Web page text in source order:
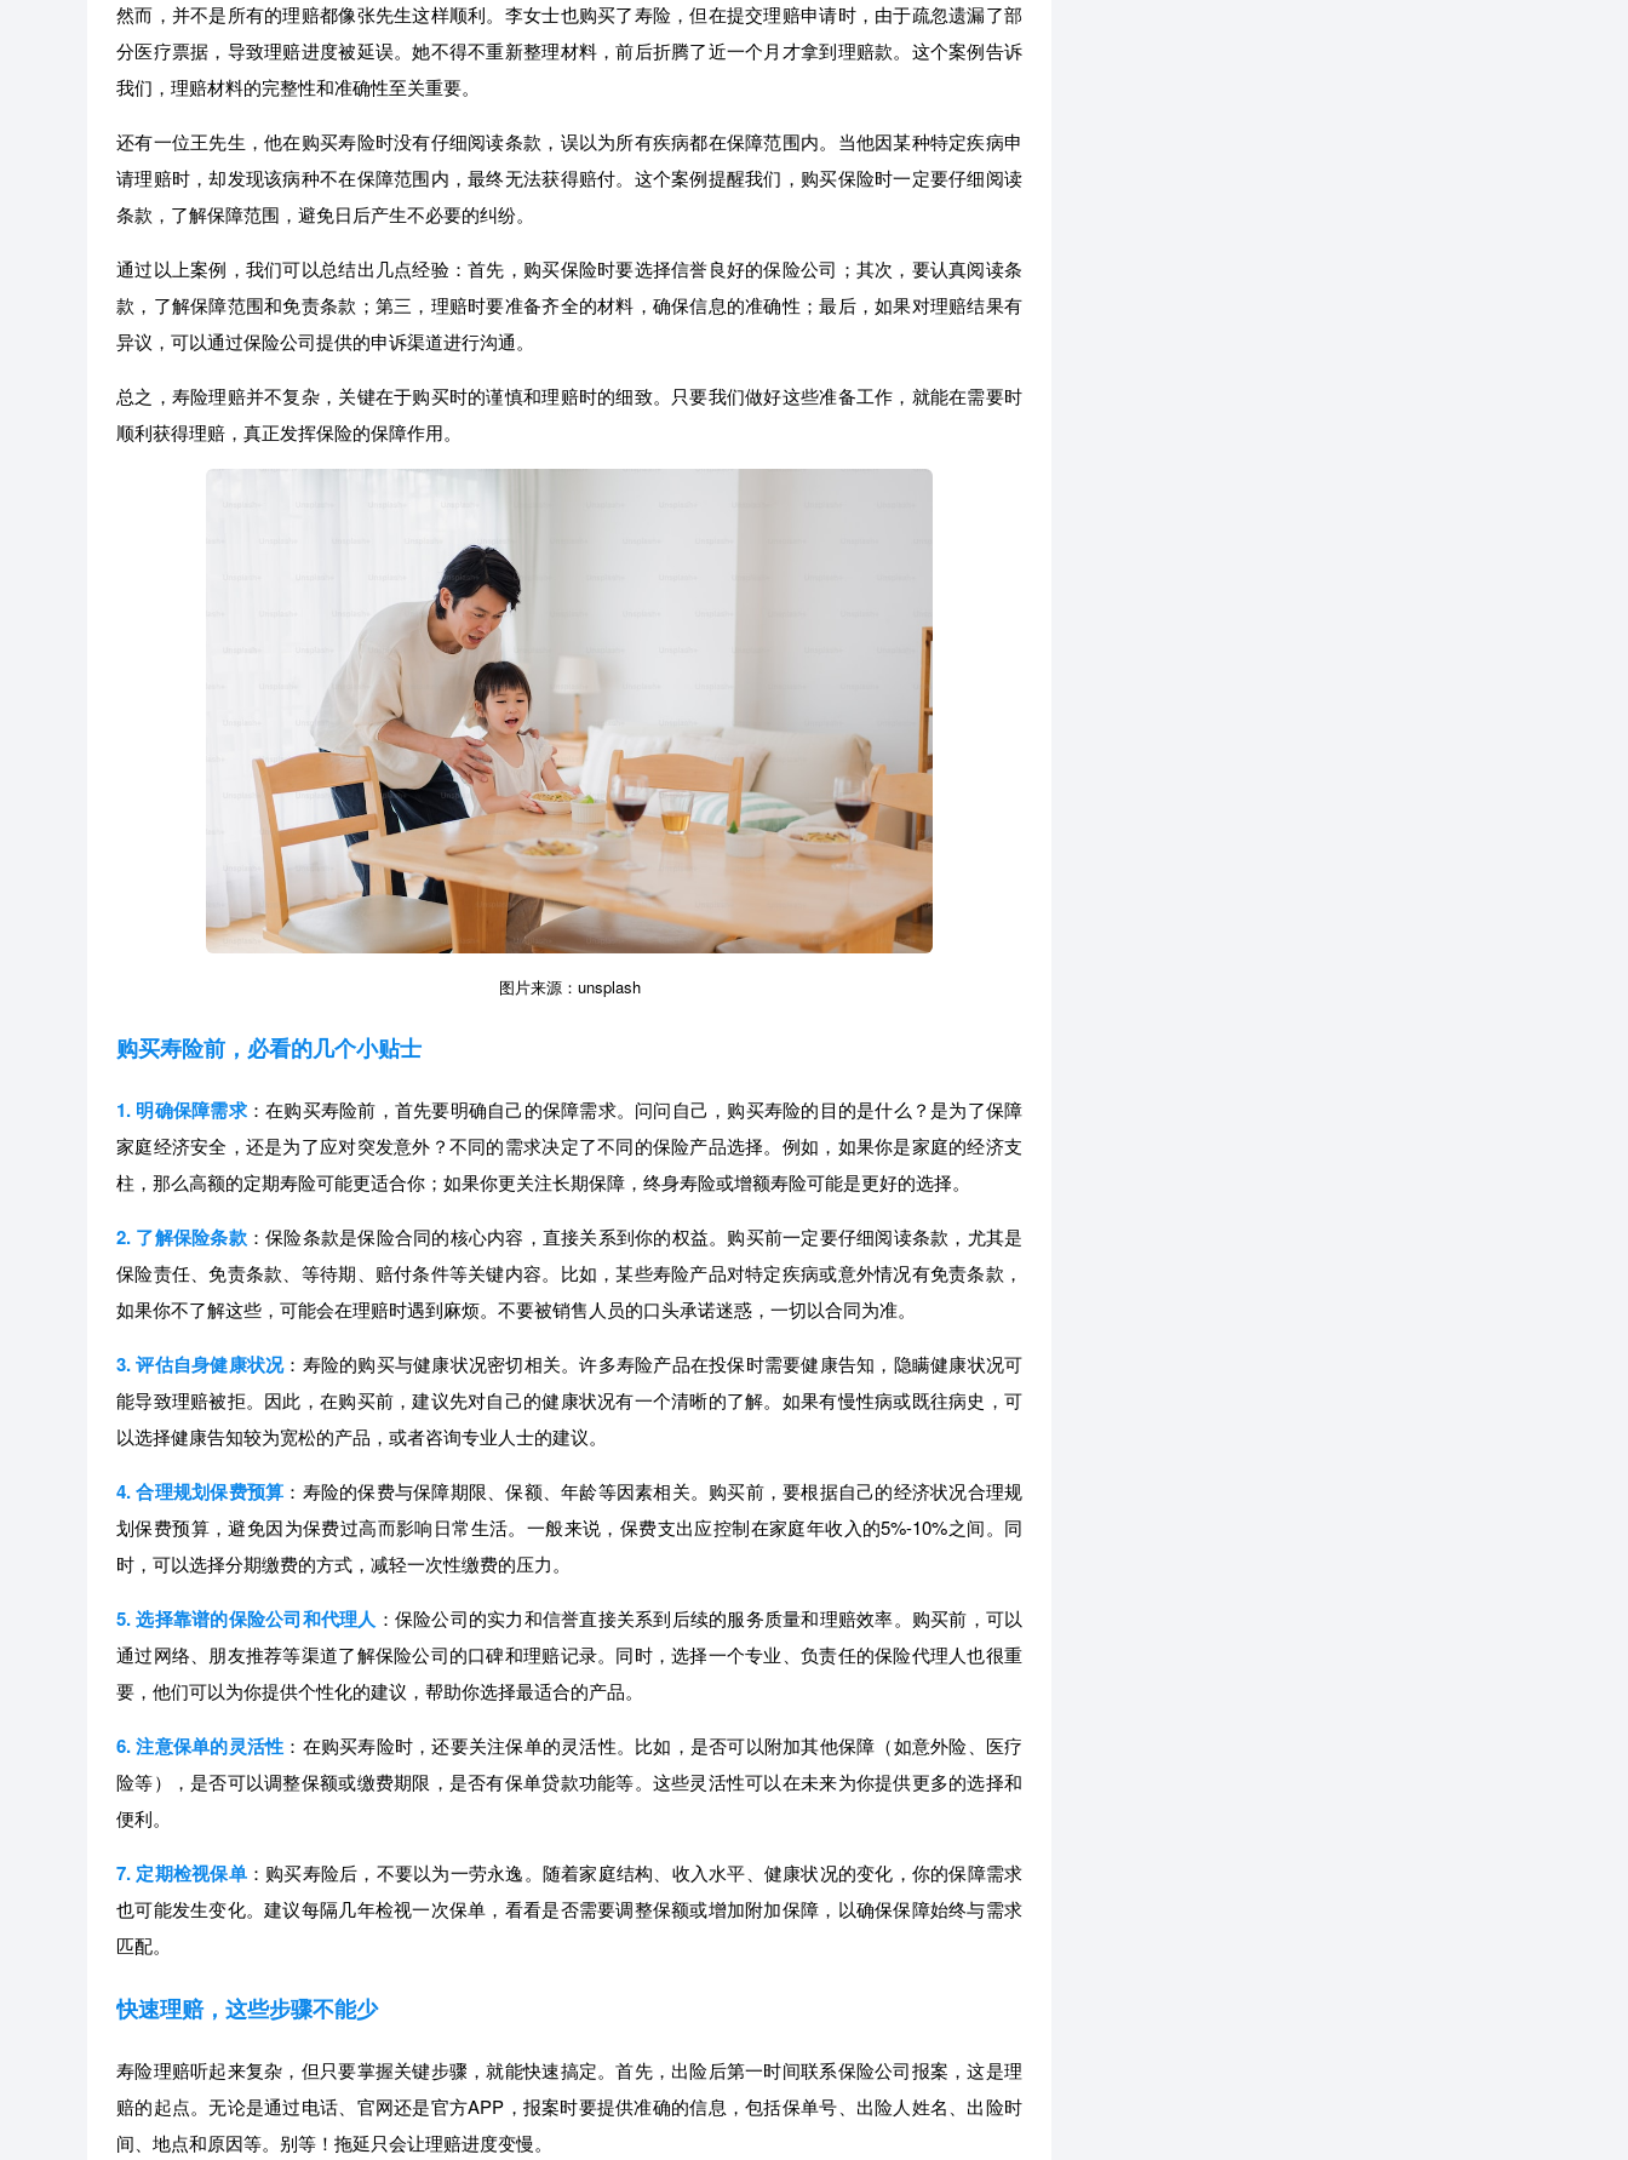
然而，并不是所有的理赔都像张先生这样顺利。李女士也购买了寿险，但在提交理赔申请时，由于疏忽遗漏了部
分医疗票据，导致理赔进度被延误。她不得不重新整理材料，前后折腾了近一个月才拿到理赔款。这个案例告诉
我们，理赔材料的完整性和准确性至关重要。
还有一位王先生，他在购买寿险时没有仔细阅读条款，误以为所有疾病都在保障范围内。当他因某种特定疾病申
请理赔时，却发现该病种不在保障范围内，最终无法获得赔付。这个案例提醒我们，购买保险时一定要仔细阅读
条款，了解保障范围，避免日后产生不必要的纠纷。
通过以上案例，我们可以总结出几点经验：首先，购买保险时要选择信誉良好的保险公司；其次，要认真阅读条
款，了解保障范围和免责条款；第三，理赔时要准备齐全的材料，确保信息的准确性；最后，如果对理赔结果有
异议，可以通过保险公司提供的申诉渠道进行沟通。
总之，寿险理赔并不复杂，关键在于购买时的谨慎和理赔时的细致。只要我们做好这些准备工作，就能在需要时
顺利获得理赔，真正发挥保险的保障作用。
图片来源：unsplash
购买寿险前，必看的几个小贴士
1. 明确保障需求：在购买寿险前，首先要明确自己的保障需求。问问自己，购买寿险的目的是什么？是为了保障
家庭经济安全，还是为了应对突发意外？不同的需求决定了不同的保险产品选择。例如，如果你是家庭的经济支
柱，那么高额的定期寿险可能更适合你；如果你更关注长期保障，终身寿险或增额寿险可能是更好的选择。
2. 了解保险条款：保险条款是保险合同的核心内容，直接关系到你的权益。购买前一定要仔细阅读条款，尤其是
保险责任、免责条款、等待期、赔付条件等关键内容。比如，某些寿险产品对特定疾病或意外情况有免责条款，
如果你不了解这些，可能会在理赔时遇到麻烦。不要被销售人员的口头承诺迷惑，一切以合同为准。
3. 评估自身健康状况：寿险的购买与健康状况密切相关。许多寿险产品在投保时需要健康告知，隐瞒健康状况可
能导致理赔被拒。因此，在购买前，建议先对自己的健康状况有一个清晰的了解。如果有慢性病或既往病史，可
以选择健康告知较为宽松的产品，或者咨询专业人士的建议。
4. 合理规划保费预算 ：寿险的保费与保障期限、保额、年龄等因素相关。购买前，要根据自己的经济状况合理规
划保费预算，避免因为保费过高而影响日常生活。一般来说，保费支出应控制在家庭年收入的5%-10%之间。同
时，可以选择分期缴费的方式，减轻一次性缴费的压力。
5. 选择靠谱的保险公司和代理人 ：保险公司的实力和信誉直接关系到后续的服务质量和理赔效率。购买前，可以
通过网络、朋友推荐等渠道了解保险公司的口碑和理赔记录。同时，选择一个专业、负责任的保险代理人也很重
要，他们可以为你提供个性化的建议，帮助你选择最适合的产品。
6. 注意保单的灵活性 ：在购买寿险时，还要关注保单的灵活性。比如，是否可以附加其他保障（如意外险、医疗
险等），是否可以调整保额或缴费期限，是否有保单贷款功能等。这些灵活性可以在未来为你提供更多的选择和
便利。
7. 定期检视保单：购买寿险后，不要以为一劳永逸。随着家庭结构、收入水平、健康状况的变化，你的保障需求
也可能发生变化。建议每隔几年检视一次保单，看看是否需要调整保额或增加附加保障，以确保保障始终与需求
匹配。
快速理赔，这些步骤不能少
寿险理赔听起来复杂，但只要掌握关键步骤，就能快速搞定。首先，出险后第一时间联系保险公司报案，这是理
赔的起点。无论是通过电话、官网还是官方APP，报案时要提供准确的信息，包括保单号、出险人姓名、出险时
间、地点和原因等。别等！拖延只会让理赔进度变慢。